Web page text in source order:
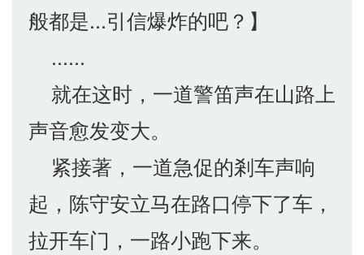
般都是...引信爆炸的吧？】
......
就在这时，一道警笛声在山路上
声音愈发变大。
紧接著，一道急促的剎车声响
起，陈守安立马在路口停下了车，
拉开车门，一路小跑下来。